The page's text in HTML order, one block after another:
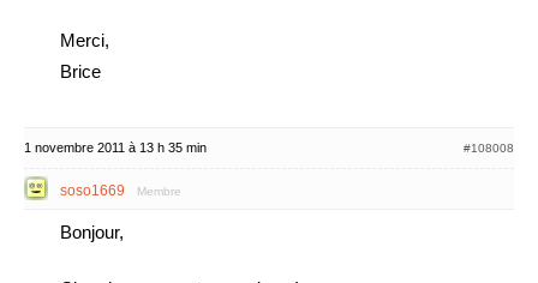
Merci,
Brice
1 novembre 2011 à 13 h 35 min #108008
soso1669 Membre
Bonjour,